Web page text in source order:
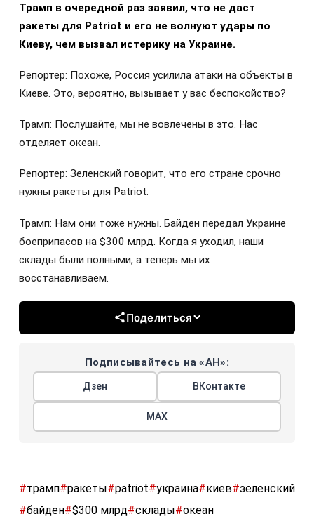
Трамп в очередной раз заявил, что не даст
ракеты для Patriot и его не волнуют удары по
Киеву, чем вызвал истерику на Украине.
Репортер: Похоже, Россия усилила атаки на объекты в
Киеве. Это, вероятно, вызывает у вас беспокойство?
Трамп: Послушайте, мы не вовлечены в это. Нас
отделяет океан.
Репортер: Зеленский говорит, что его стране срочно
нужны ракеты для Patriot.
Трамп: Нам они тоже нужны. Байден передал Украине
боеприпасов на $300 млрд. Когда я уходил, наши
склады были полными, а теперь мы их
восстанавливаем.
Поделиться
Подписывайтесь на «АН»:
Дзен ВКонтакте
МАХ
#трамп#ракеты#patriot#украина#киев#зеленский
#байден#$300 млрд#склады#океан